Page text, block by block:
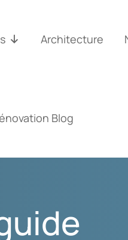
Architecture
Blog